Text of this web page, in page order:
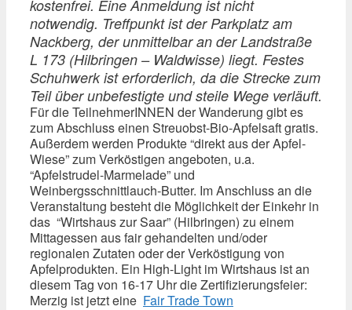
kostenfrei. Eine Anmeldung ist nicht
notwendig. Treffpunkt ist der Parkplatz am
Nackberg, der unmittelbar an der Landstraße
L 173 (Hilbringen – Waldwisse) liegt. Festes
Schuhwerk ist erforderlich, da die Strecke zum
Teil über unbefestigte und steile Wege verläuft.
Für die TeilnehmerINNEN der Wanderung gibt es
zum Abschluss einen Streuobst-Bio-Apfelsaft gratis.
Außerdem werden Produkte “direkt aus der Apfel-
Wiese” zum Verköstigen angeboten, u.a.
“Apfelstrudel-Marmelade” und
Weinbergsschnittlauch-Butter. Im Anschluss an die
Veranstaltung besteht die Möglichkeit der Einkehr in
das “Wirtshaus zur Saar” (Hilbringen) zu einem
Mittagessen aus fair gehandelten und/oder
regionalen Zutaten oder der Verköstigung von
Apfelprodukten. Ein High-Light im Wirtshaus ist an
diesem Tag von 16-17 Uhr die Zertifizierungsfeier:
Merzig ist jetzt eine Fair Trade Town